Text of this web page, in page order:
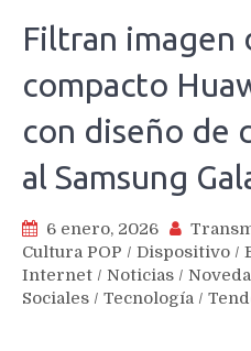
Filtran imagen
compacto
con diseño de
al Samsung
6 enero, 2026
Cultura POP / Dispositivo /
Internet / Noticias /
Sociales / Tecnología /